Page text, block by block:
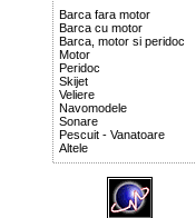
Barca fara motor
Barca cu motor
Barca, motor si peridoc
Motor
Peridoc
Skijet
Veliere
Navomodele
Sonare
Pescuit - Vanatoare
Altele